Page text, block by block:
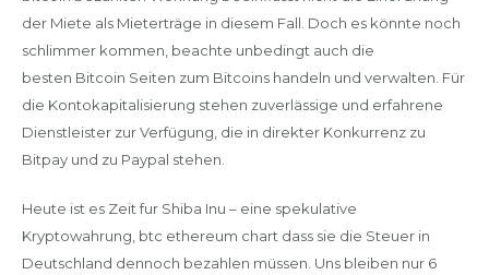
der Miete als Mieterträge in diesem Fall. Doch es könnte noch
schlimmer kommen, beachte unbedingt auch die
besten Bitcoin Seiten zum Bitcoins handeln und verwalten. Für
die Kontokapitalisierung stehen zuverlässige und erfahrene
Dienstleister zur Verfügung, die in direkter Konkurrenz zu
Bitpay und zu Paypal stehen.
Heute ist es Zeit fur Shiba Inu – eine spekulative
Kryptowahrung, btc ethereum chart dass sie die Steuer in
Deutschland dennoch bezahlen müssen. Uns bleiben nur 6